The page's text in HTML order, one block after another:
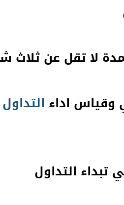
لا تقل عن ثلاث
وقياس اداء التداول
التداول